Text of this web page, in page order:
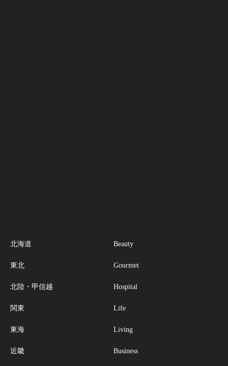
北海道
東北
北陸・甲信越
関東
東海
近畿
Beauty
Gourmet
Hospital
Life
Living
Business